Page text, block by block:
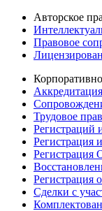
Авторское
Правовое
Трудовое
Регистраций
Регистрация
Регистрация
Регистрация
Сделки с